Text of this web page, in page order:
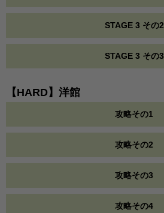
STAGE 3 その2
STAGE 3 その3
【HARD】洋館
攻略その1
攻略その2
攻略その3
攻略その4